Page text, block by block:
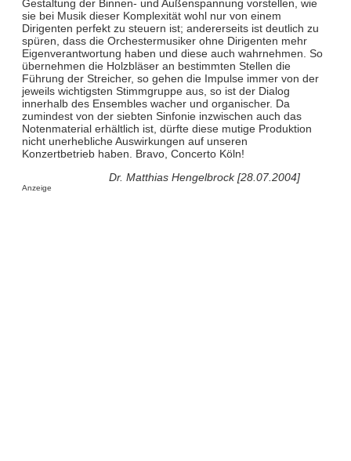
Gestaltung der Binnen- und Außenspannung vorstellen, wie
sie bei Musik dieser Komplexität wohl nur von einem
Dirigenten perfekt zu steuern ist; andererseits ist deutlich zu
spüren, dass die Orchestermusiker ohne Dirigenten mehr
Eigenverantwortung haben und diese auch wahrnehmen. So
übernehmen die Holzbläser an bestimmten Stellen die
Führung der Streicher, so gehen die Impulse immer von der
jeweils wichtigsten Stimmgruppe aus, so ist der Dialog
innerhalb des Ensembles wacher und organischer. Da
zumindest von der siebten Sinfonie inzwischen auch das
Notenmaterial erhältlich ist, dürfte diese mutige Produktion
nicht unerhebliche Auswirkungen auf unseren
Konzertbetrieb haben. Bravo, Concerto Köln!
Dr. Matthias Hengelbrock [28.07.2004]
Anzeige